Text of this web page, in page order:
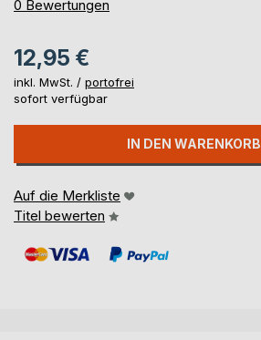
0%
0 Bewertungen
12,95 €
inkl. MwSt. / portofrei
sofort verfügbar
IN DEN WARENKORB
Auf die Merkliste
Titel bewerten